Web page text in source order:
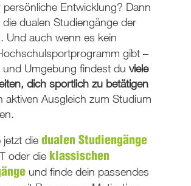
persönliche Entwicklung? Dann
dualen Studiengänge der
Und auch wenn es kein
gibt –
und Umgebung findest du viele
dich sportlich zu betätigen
aktiven Ausgleich zum Studium
jetzt die dualen Studiengänge
oder die klassischen
und finde dein passendes